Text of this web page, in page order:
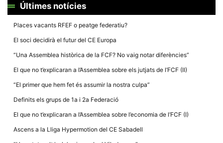
Últimes notícies
Places vacants RFEF o peatge federatiu?
El soci decidirà el futur del CE Europa
“Una Assemblea històrica de la FCF? No vaig notar diferències”
El que no t’explicaran a l’Assemblea sobre els jutjats de l’FCF (II)
“El primer que hem fet és assumir la nostra culpa”
Definits els grups de 1a i 2a Federació
El que no t’explicaran a l’Assemblea sobre l’economia de l’FCF (I)
Ascens a la Lliga Hypermotion del CE Sabadell